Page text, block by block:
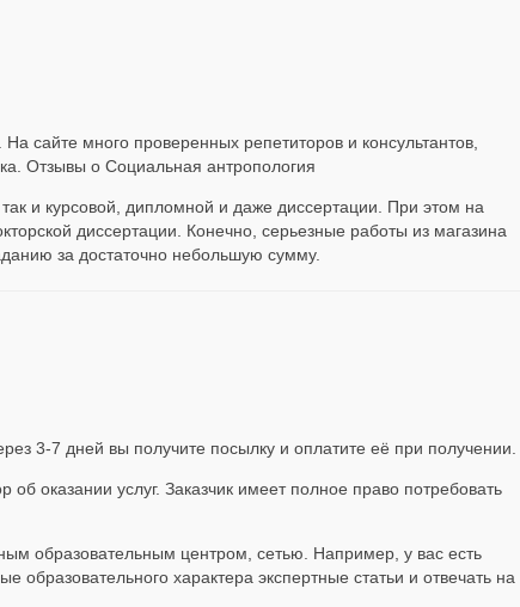
сайте много проверенных репетиторов и консультантов,
Отзывы о Социальная антропология
и курсовой, дипломной и даже диссертации. При этом на
диссертации. Конечно, серьезные работы из магазина
за достаточно небольшую сумму.
3-7 дней вы получите посылку и оплатите её при получении.
оказании услуг. Заказчик имеет полное право потребовать
образовательным центром, сетью. Например, у вас есть
характера экспертные статьи и отвечать на